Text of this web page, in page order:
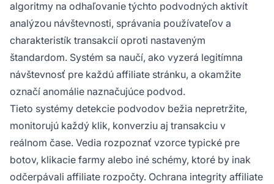
algoritmy na odhaľovanie týchto podvodných aktivít
analýzou návštevnosti, správania používateľov a
charakteristík transakcií oproti nastaveným
štandardom. Systém sa naučí, ako vyzerá legitímna
návštevnosť pre každú affiliate stránku, a okamžite
označí anomálie naznačujúce podvod.
Tieto systémy detekcie podvodov bežia nepretržite,
monitorujú každý klik, konverziu aj transakciu v
reálnom čase. Vedia rozpoznať vzorce typické pre
botov, klikacie farmy alebo iné schémy, ktoré by inak
odčerpávali affiliate rozpočty. Ochrana integrity affiliate